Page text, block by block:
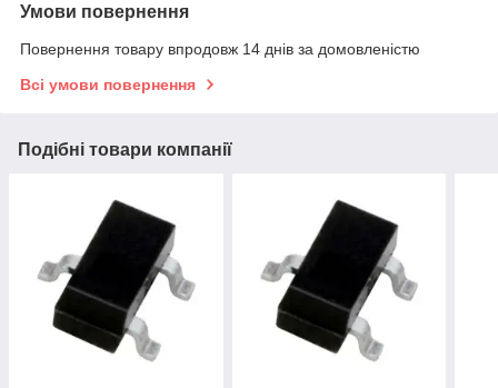
Умови повернення
Повернення товару впродовж 14 днів за домовленістю
Всі умови повернення
Подібні товари компанії